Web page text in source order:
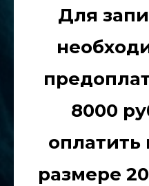
Для
8000
оплатить
размере